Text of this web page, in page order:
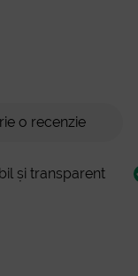
o recenzie
și transparent